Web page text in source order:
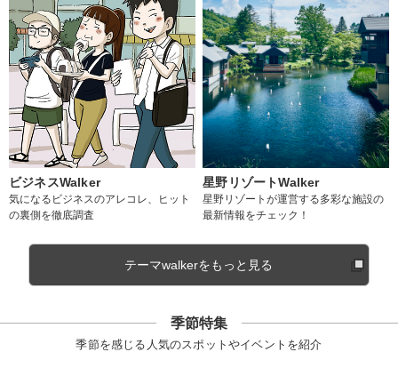
ビジネスWalker
気になるビジネスのアレコレ、ヒット
の裏側を徹底調査
星野リゾートWalker
星野リゾートが運営する多彩な施設の
最新情報をチェック！
テーマwalkerをもっと見る
季節特集
季節を感じる人気のスポットやイベントを紹介